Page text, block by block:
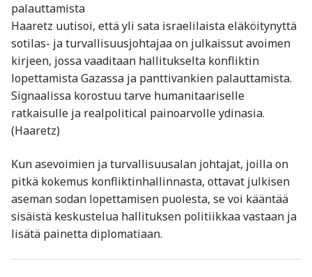
palauttamista
Haaretz uutisoi, että yli sata israelilaista eläköitynyttä
sotilas- ja turvallisuusjohtajaa on julkaissut avoimen
kirjeen, jossa vaaditaan hallitukselta konfliktin
lopettamista Gazassa ja panttivankien palauttamista.
Signaalissa korostuu tarve humanitaariselle
ratkaisulle ja realpolitical painoarvolle ydinasia.
(Haaretz)
Kun asevoimien ja turvallisuusalan johtajat, joilla on
pitkä kokemus konfliktinhallinnasta, ottavat julkisen
aseman sodan lopettamisen puolesta, se voi kääntää
sisäistä keskustelua hallituksen politiikkaa vastaan ja
lisätä painetta diplomatiaan.